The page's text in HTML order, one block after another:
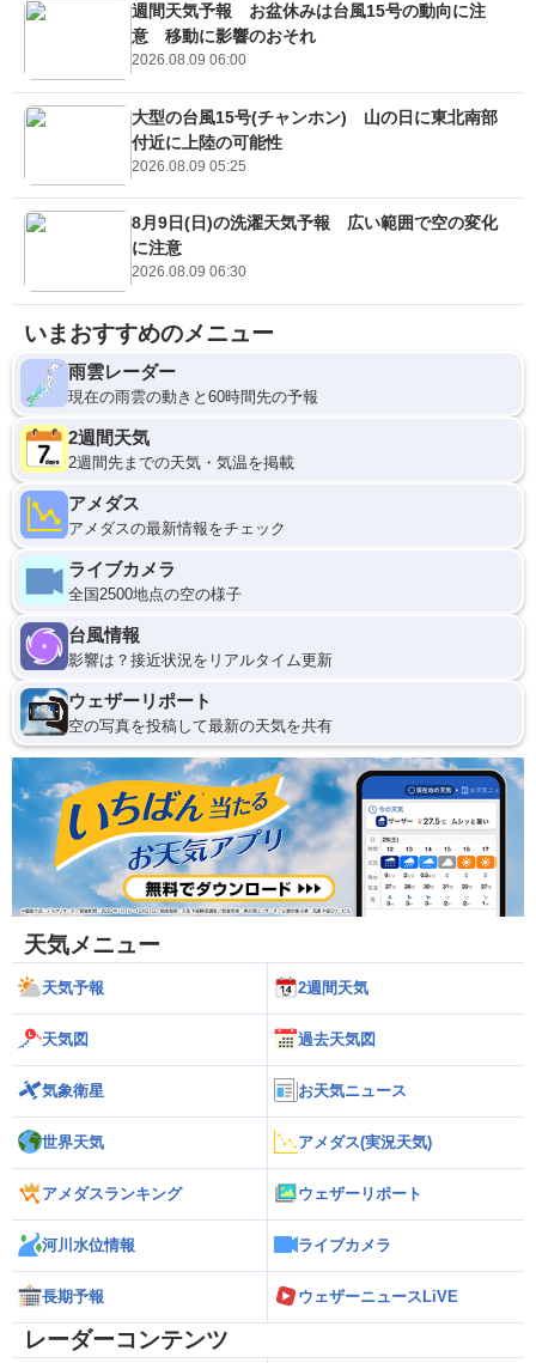
週間天気予報 お盆休みは台風15号の動向に注
意 移動に影響のおそれ
2026.08.09 06:00
大型の台風15号(チャンホン) 山の日に東北南部
付近に上陸の可能性
2026.08.09 05:25
8月9日(日)の洗濯天気予報 広い範囲で空の変化
に注意
2026.08.09 06:30
いまおすすめのメニュー
雨雲レーダー
現在の雨雲の動きと60時間先の予報
2週間天気
2週間先までの天気・気温を掲載
アメダス
アメダスの最新情報をチェック
ライブカメラ
全国2500地点の空の様子
台風情報
影響は？接近状況をリアルタイム更新
ウェザーリポート
空の写真を投稿して最新の天気を共有
天気メニュー
天気予報 2週間天気
天気図 過去天気図
気象衛星 お天気ニュース
世界天気 アメダス(実況天気)
アメダスランキング ウェザーリポート
河川水位情報 ライブカメラ
長期予報 ウェザーニュースLiVE
レーダーコンテンツ